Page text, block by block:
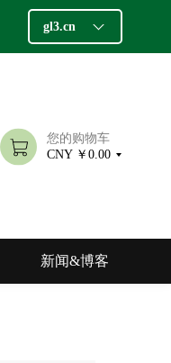
gl3.cn
您的购物车
CNY ￥0.00
新闻&博客